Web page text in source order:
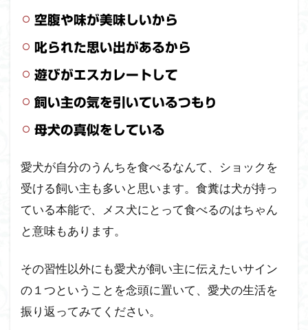
空腹や味が美味しいから
叱られた思い出があるから
遊びがエスカレートして
飼い主の気を引いているつもり
母犬の真似をしている
愛犬が自分のうんちを食べるなんて、ショックを
受ける飼い主も多いと思います。食糞は犬が持っ
ている本能で、メス犬にとって食べるのはちゃん
と意味もあります。
その習性以外にも愛犬が飼い主に伝えたいサイン
の１つということを念頭に置いて、愛犬の生活を
振り返ってみてください。